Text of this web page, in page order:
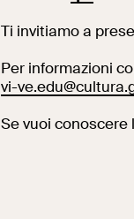
Ti invitiamo a
Per informazioni
vi-
Se vuoi